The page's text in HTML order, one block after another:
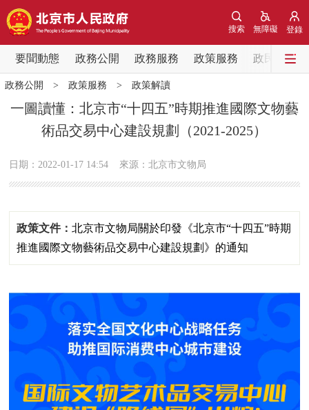
登錄
無障礙
搜索
要聞動態 政務公開 政務服務 政策服務 政民互動
要聞動態
黨中央精神 國務院資訊
北京要聞 會議資訊 部門動態
市領導 機構職能 政策服務
決策公開 專題公開
政務服務
個人服務 法人服務 部門服務
政務公開 > 政策服務 > 政策解讀
一圖讀懂：北京市“十四五”時期推進國際文物藝
術品交易中心建設規劃（2021-2025）
日期：2022-01-17 14:54 來源：北京市文物局
政策文件：北京市文物局關於印發《北京市“十四五”時期
推進國際文物藝術品交易中心建設規劃》的通知